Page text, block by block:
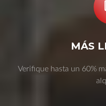
MÁS
Verifique hasta un 60%